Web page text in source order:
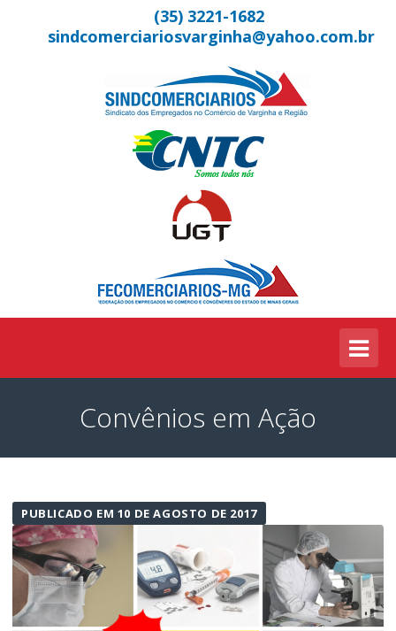
(35) 3221-1682
sindcomerciariosvarginha@yahoo.com.br
Convênios em Ação
PUBLICADO EM 10 DE AGOSTO DE 2017